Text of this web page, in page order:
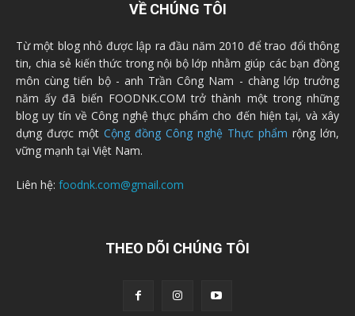
VỀ CHÚNG TÔI
Từ một blog nhỏ được lập ra đầu năm 2010 để trao đổi thông
tin, chia sẻ kiến thức trong nội bộ lớp nhằm giúp các bạn đồng
môn cùng tiến bộ - anh Trần Công Nam - chàng lớp trưởng
năm ấy đã biến FOODNK.COM trở thành một trong những
blog uy tín về Công nghệ thực phẩm cho đến hiện tại, và xây
dựng được một Cộng đồng Công nghệ Thực phẩm rộng lớn,
vững mạnh tại Việt Nam.
Liên hệ: foodnk.com@gmail.com
THEO DÕI CHÚNG TÔI